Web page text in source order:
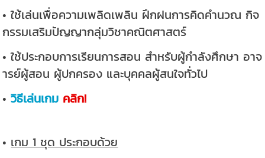
• ใช้เล่นเพื่อความเพลิดเพลิน ฝึกฝนการคิดคำนวณ กิจ
กรรมเสริมปัญญากลุ่มวิชาคณิตศาสตร์
• ใช้ประกอบการเรียนการสอน สำหรับผู้กำลังศึกษา อาจ
ารย์ผู้สอน ผู้ปกครอง และบุคคลผู้สนใจทั่วไป
•วิธีเล่นเกม คลิก!
•เกม 1 ชุด ประกอบด้วย